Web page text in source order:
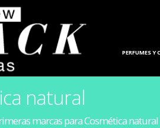
PERFUMES Y
natural
marcas para Cosmética natural